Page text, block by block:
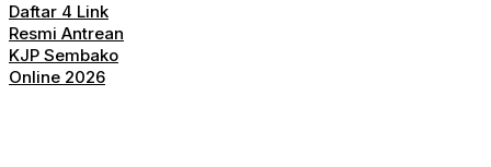
Daftar 4 Link
Resmi Antrean
KJP Sembako
Online 2026